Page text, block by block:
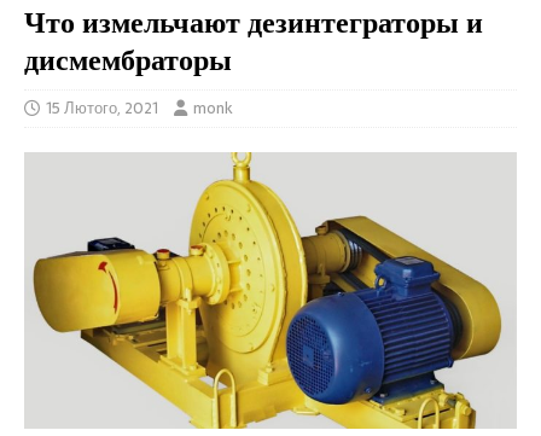
Что измельчают дезинтеграторы и
дисмембраторы
15 Лютого, 2021 monk